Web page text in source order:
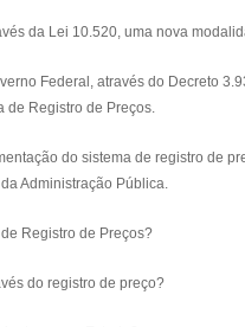
da Lei 10.520, uma nova
Federal, através do Decreto
de Registro de Preços.
do sistema de registro de
Administração Pública.
Registro de Preços?
do registro de preço?